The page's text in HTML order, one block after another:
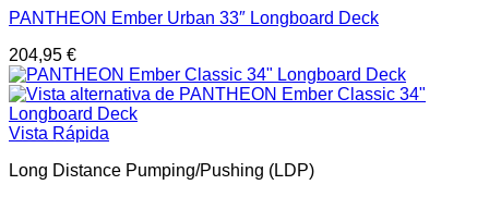
PANTHEON Ember Urban 33″ Longboard Deck
204,95 €
Vista Rápida
Long Distance Pumping/Pushing (LDP)